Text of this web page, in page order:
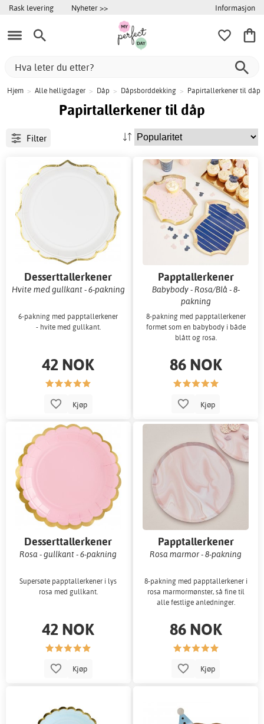
Rask levering Nyheter >> Informasjon
Hjem > Alle helligdager > Dåp > Dåpsborddekking > Papirtallerkener til dåp
Papirtallerkener til dåp
Filter
Desserttallerkener
Hvite med gullkant - 6-pakning
6-pakning med papptallerkener
- hvite med gullkant.
42 NOK
Kjøp
Papptallerkener
Babybody - Rosa/Blå - 8-
pakning
8-pakning med papptallerkener
formet som en babybody i både
blått og rosa.
86 NOK
Kjøp
Desserttallerkener
Rosa - gullkant - 6-pakning
Supersøte papptallerkener i lys
rosa med gullkant.
42 NOK
Kjøp
Papptallerkener
Rosa marmor - 8-pakning
8-pakning med papptallerkener i
rosa marmormønster, så fine til
alle festlige anledninger.
86 NOK
Kjøp